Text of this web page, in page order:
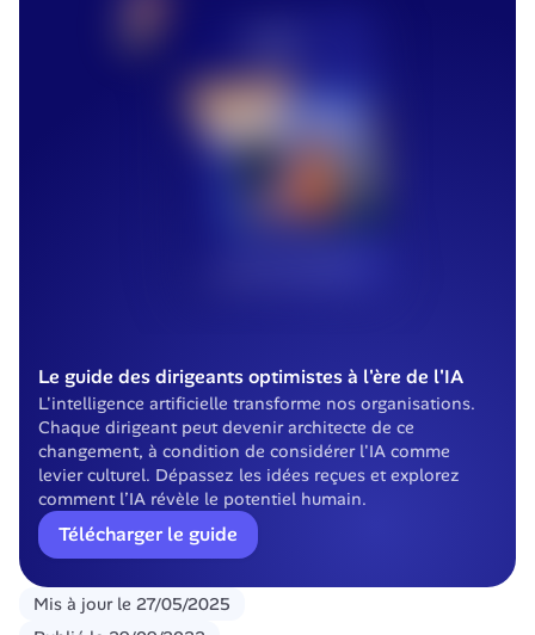
Le guide des dirigeants optimistes à l'ère de l'IA
L'intelligence artificielle transforme nos organisations.
Chaque dirigeant peut devenir architecte de ce
changement, à condition de considérer l'IA comme
levier culturel. Dépassez les idées reçues et explorez
comment l’IA révèle le potentiel humain.
Télécharger le guide
Mis à jour le 27/05/2025